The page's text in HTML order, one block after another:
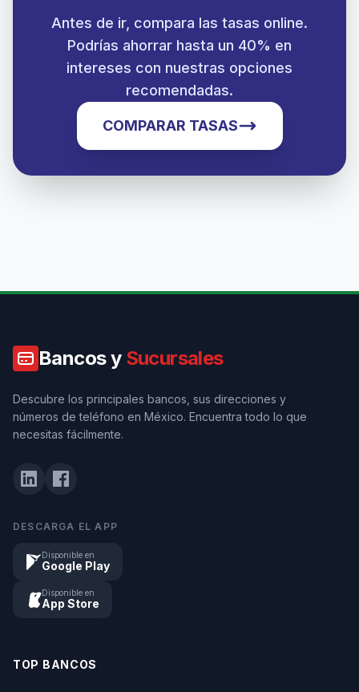
Antes de ir, compara las tasas online.
Podrías ahorrar hasta un 40% en
intereses con nuestras opciones
recomendadas.
COMPARAR TASAS
Bancos y Sucursales
Descubre los principales bancos, sus direcciones y
números de teléfono en México. Encuentra todo lo que
necesitas fácilmente.
DESCARGA EL APP
Disponible en
Google Play
Disponible en
App Store
TOP BANCOS